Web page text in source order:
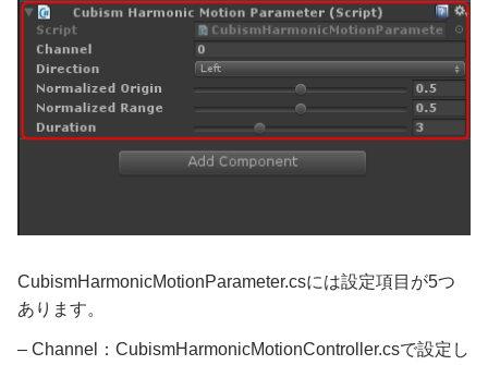
CubismHarmonicMotionParameter.csには設定項目が5つ
あります。
– Channel：CubismHarmonicMotionController.csで設定し